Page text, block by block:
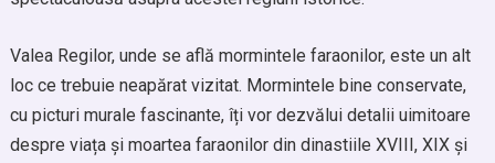
Valea Regilor, unde se află mormintele faraonilor, este un alt
loc ce trebuie neapărat vizitat. Mormintele bine conservate,
cu picturi murale fascinante, îți vor dezvălui detalii uimitoare
despre viața și moartea faraonilor din dinastiile XVIII, XIX și